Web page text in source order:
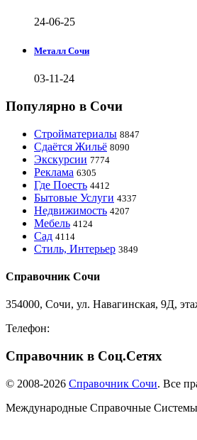
24-06-25
Металл Сочи
03-11-24
Популярно в Сочи
Стройматериалы 8847
Сдаётся Жильё 8090
Экскурсии 7774
Реклама 6305
Где Поесть 4412
Бытовые Услуги 4337
Недвижимость 4207
Мебель 4124
Сад 4114
Стиль, Интерьер 3849
Справочник Сочи
354000, Сочи, ул. Навагинская, 9Д,
Телефон:
Справочник в Соц.Сетях
© 2008-2026 Справочник Сочи. Все
Международные Справочные